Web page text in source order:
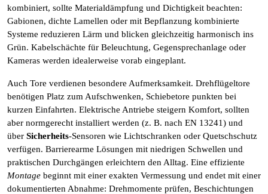
kombiniert, sollte Materialdämpfung und Dichtigkeit beachten:
Gabionen, dichte Lamellen oder mit Bepflanzung kombinierte
Systeme reduzieren Lärm und blicken gleichzeitig harmonisch ins
Grün. Kabelschächte für Beleuchtung, Gegensprechanlage oder
Kameras werden idealerweise vorab eingeplant.
Auch Tore verdienen besondere Aufmerksamkeit. Drehflügeltore
benötigen Platz zum Aufschwenken, Schiebetore punkten bei
kurzen Einfahrten. Elektrische Antriebe steigern Komfort, sollten
aber normgerecht installiert werden (z. B. nach EN 13241) und
über Sicherheits-Sensoren wie Lichtschranken oder Quetschschutz
verfügen. Barrierearme Lösungen mit niedrigen Schwellen und
praktischen Durchgängen erleichtern den Alltag. Eine effiziente
Montage beginnt mit einer exakten Vermessung und endet mit einer
dokumentierten Abnahme: Drehmomente prüfen, Beschichtungen